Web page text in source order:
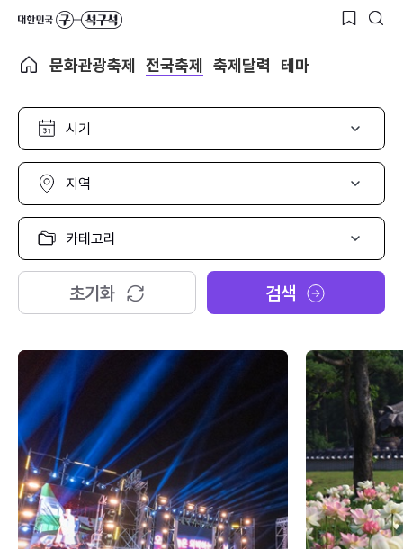
문화관광축제 전국축제 축제달력 테마
시
선
택
지
선
택
카
고
리
택
초기화 검색